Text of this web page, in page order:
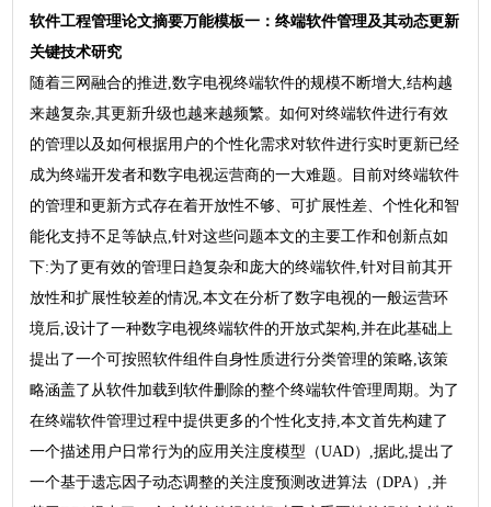
软件工程管理论文摘要万能模板一：终端软件管理及其动态更新
关键技术研究
随着三网融合的推进,数字电视终端软件的规模不断增大,结构越
来越复杂,其更新升级也越来越频繁。如何对终端软件进行有效
的管理以及如何根据用户的个性化需求对软件进行实时更新已经
成为终端开发者和数字电视运营商的一大难题。目前对终端软件
的管理和更新方式存在着开放性不够、可扩展性差、个性化和智
能化支持不足等缺点,针对这些问题本文的主要工作和创新点如
下:为了更有效的管理日趋复杂和庞大的终端软件,针对目前其开
放性和扩展性较差的情况,本文在分析了数字电视的一般运营环
境后,设计了一种数字电视终端软件的开放式架构,并在此基础上
提出了一个可按照软件组件自身性质进行分类管理的策略,该策
略涵盖了从软件加载到软件删除的整个终端软件管理周期。为了
在终端软件管理过程中提供更多的个性化支持,本文首先构建了
一个描述用户日常行为的应用关注度模型（UAD）,据此,提出了
一个基于遗忘因子动态调整的关注度预测改进算法（DPA）,并